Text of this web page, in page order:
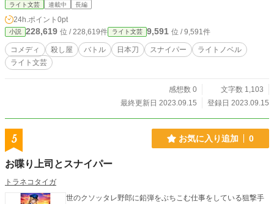
ライト文芸 連載中 長編
24h.ポイント 0pt
小説 228,619 位 / 228,619件 ライト文芸 9,591 位 / 9,591件
コメディ 殺し屋 バトル 日本刀 スナイパー
ライトノベル
ライト文芸
感想数 0
文字数 1,103
最終更新日 2023.09.15
登録日 2023.09.15
5 お気に入り追加 0
お喋り上司とスナイパー
トラネコタイガ
世のクソッタレ野郎に鉛弾をぶちこむ仕事をしている狙撃手